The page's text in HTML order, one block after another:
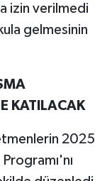
izin verilmedi
gelmesinin
KATILACAK
2025